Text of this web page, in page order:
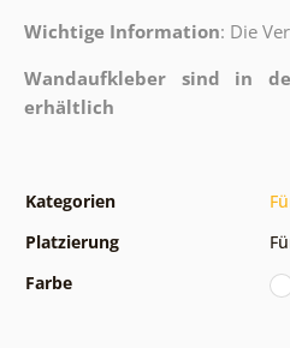
Wichtige Information: Die
Wandaufkleber sind in
erhältlich
Kategorien
Platzierung
Farbe